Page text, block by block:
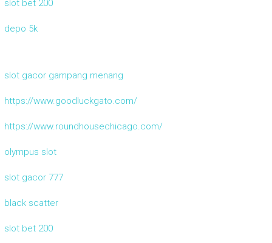
slot bet 200
depo 5k
slot gacor gampang menang
https://www.goodluckgato.com/
https://www.roundhousechicago.com/
olympus slot
slot gacor 777
black scatter
slot bet 200